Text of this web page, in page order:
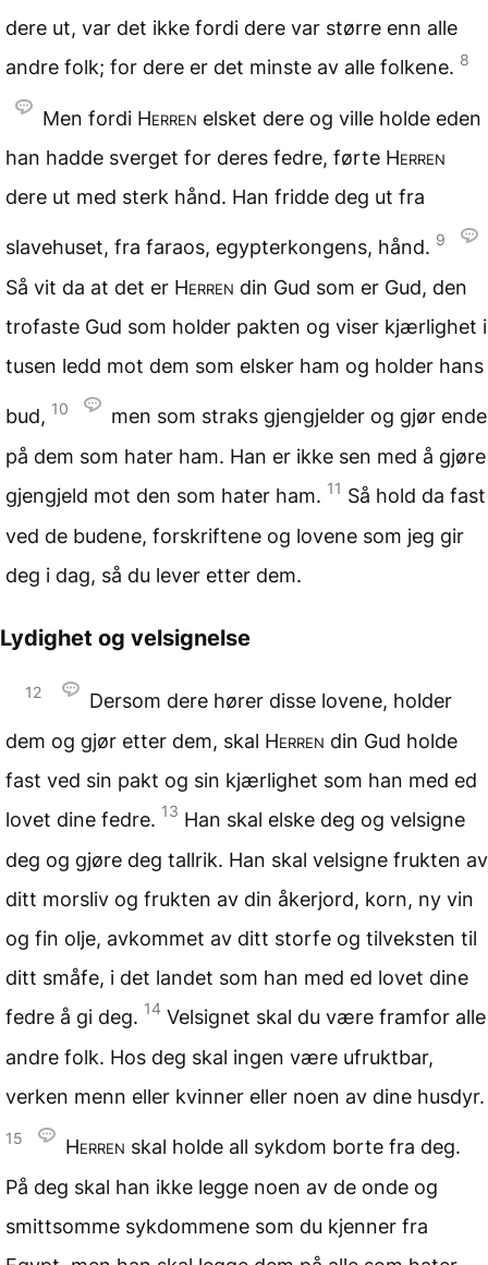
dere ut, var det ikke fordi dere var større enn alle
andre folk; for dere er det minste av alle folkene. 8
Men fordi Herren elsket dere og ville holde eden
han hadde sverget for deres fedre, førte Herren
dere ut med sterk hånd. Han fridde deg ut fra
slavehuset, fra faraos, egypterkongens, hånd. 9
Så vit da at det er Herren din Gud som er Gud, den
trofaste Gud som holder pakten og viser kjærlighet i
tusen ledd mot dem som elsker ham og holder hans
bud, 10
men som straks gjengjelder og gjør ende
på dem som hater ham. Han er ikke sen med å gjøre
gjengjeld mot den som hater ham. 11 Så hold da fast
ved de budene, forskriftene og lovene som jeg gir
deg i dag, så du lever etter dem.
Lydighet og velsignelse
12
Dersom dere hører disse lovene, holder
dem og gjør etter dem, skal Herren din Gud holde
fast ved sin pakt og sin kjærlighet som han med ed
lovet dine fedre. 13 Han skal elske deg og velsigne
deg og gjøre deg tallrik. Han skal velsigne frukten av
ditt morsliv og frukten av din åkerjord, korn, ny vin
og fin olje, avkommet av ditt storfe og tilveksten til
ditt småfe, i det landet som han med ed lovet dine
fedre å gi deg. 14 Velsignet skal du være framfor alle
andre folk. Hos deg skal ingen være ufruktbar,
verken menn eller kvinner eller noen av dine husdyr.
15 Herren skal holde all sykdom borte fra deg.
På deg skal han ikke legge noen av de onde og
smittsomme sykdommene som du kjenner fra